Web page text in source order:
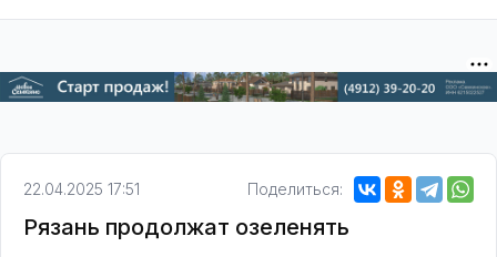
22.04.2025 17:51 Поделиться:
Рязань продолжат озеленять